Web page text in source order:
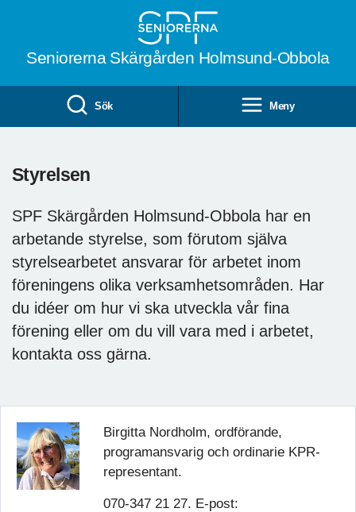
Seniorerna Skärgården Holmsund-Obbola
Sök Meny
Styrelsen
SPF Skärgården Holmsund-Obbola har en
arbetande styrelse, som förutom själva
styrelsearbetet ansvarar för arbetet inom
föreningens olika verksamhetsområden. Har
du idéer om hur vi ska utveckla vår fina
förening eller om du vill vara med i arbetet,
kontakta oss gärna.
Birgitta Nordholm, ordförande,
programansvarig och ordinarie KPR-
representant.
070-347 21 27. E-post: